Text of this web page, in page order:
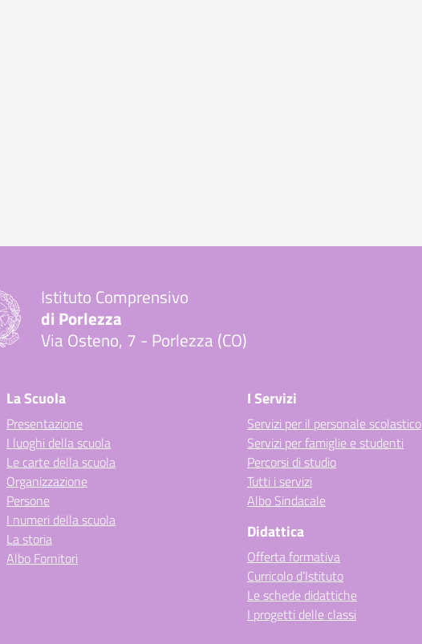
Istituto Comprensivo
di Porlezza
Via Osteno, 7 - Porlezza (CO)
La Scuola
Presentazione
I luoghi della scuola
Le carte della scuola
Organizzazione
Persone
I numeri della scuola
La storia
Albo Fornitori
I Servizi
Servizi per il personale scolastico
Servizi per famiglie e studenti
Percorsi di studio
Tutti i servizi
Albo Sindacale
Didattica
Offerta formativa
Curricolo d’Istituto
Le schede didattiche
I progetti delle classi